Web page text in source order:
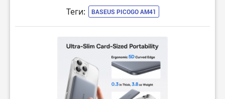
Теги: BASEUS PICOGO AM41